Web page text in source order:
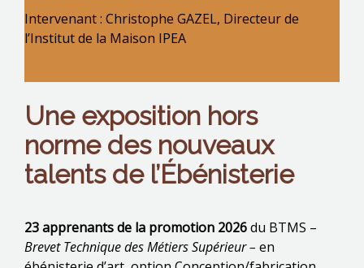
Intervenant : Christophe GAZEL, Directeur de
l’Institut de la Maison IPEA
Une exposition hors
norme des nouveaux
talents de l’Ébénisterie
23 apprenants de la promotion 2026du BTMS –
Brevet Technique des Métiers Supérieur – en